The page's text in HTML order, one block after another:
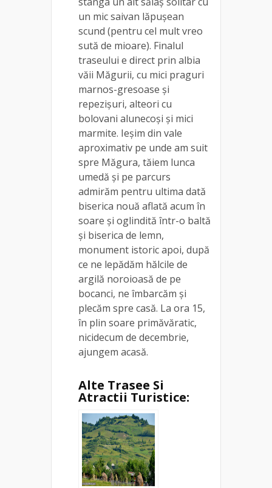
un mic saivan lăpușean
scund (pentru cel mult vreo
sută de mioare). Finalul
traseului e direct prin albia
văii Măgurii, cu mici praguri
marnos-gresoase și
repezișuri, alteori cu
bolovani alunecoși și mici
marmite. Ieșim din vale
aproximativ pe unde am suit
spre Măgura, tăiem lunca
umedă și pe parcurs
admirăm pentru ultima dată
biserica nouă aflată acum în
soare și oglindită într-o baltă
și biserica de lemn,
monument istoric apoi, după
ce ne lepădăm hălcile de
argilă noroioasă de pe
bocanci, ne îmbarcăm și
plecăm spre casă. La ora 15,
în plin soare primăvăratic,
nicidecum de decembrie,
ajungem acasă.
Alte Trasee Si
Atractii Turistice: